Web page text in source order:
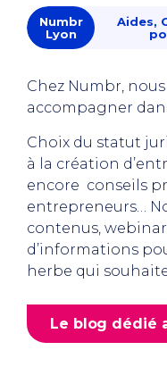
Numbr
Lyon
Aides,
Chez Numbr,
accompagner
Choix du statut
à la création
encore conseils
entrepreneurs…
contenus,
d’informations
herbe qui
Le blog dédié